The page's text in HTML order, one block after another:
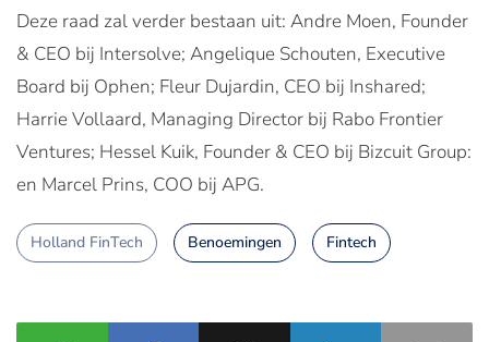
Deze raad zal verder bestaan uit: Andre Moen, Founder
& CEO bij Intersolve; Angelique Schouten, Executive
Board bij Ophen; Fleur Dujardin, CEO bij Inshared;
Harrie Vollaard, Managing Director bij Rabo Frontier
Ventures; Hessel Kuik, Founder & CEO bij Bizcuit Group:
en Marcel Prins, COO bij APG.
Holland FinTech Benoemingen Fintech